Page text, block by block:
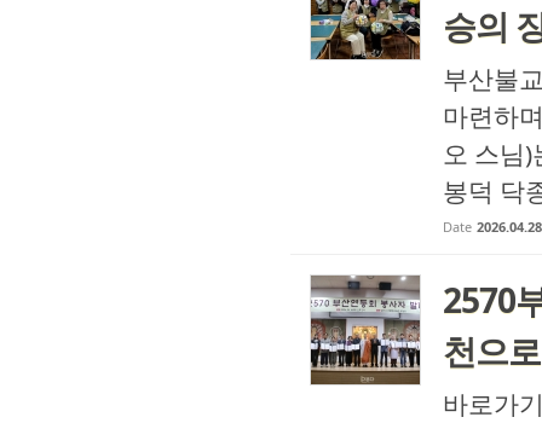
승의
부산불
마련하
오 스님
봉덕 닥
Date 2026.04.28
2570
천으
바로가